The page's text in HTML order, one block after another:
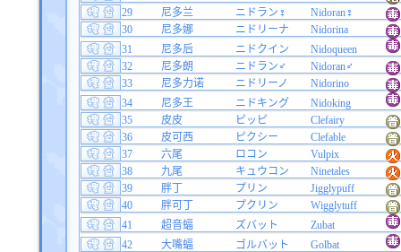
29
尼多兰 ニドラン♀
Nidoran♀
30
尼多娜 ニドリーナ
Nidorina
31
尼多后 ニドクイン
Nidoqueen
32
尼多朗 ニドラン♂
Nidoran♂
33
尼多力诺 ニドリーノ
Nidorino
34
尼多王 ニドキング
Nidoking
35
皮皮 ピッピ
Clefairy
36
皮可西 ピクシー
Clefable
37
六尾 ロコン
Vulpix
38
九尾 キュウコン
Ninetales
39
胖丁 プリン
Jigglypuff
40
胖可丁 プクリン
Wigglytuff
41
超音蝠 ズバット
Zubat
42
大嘴蝠 ゴルバット
Golbat